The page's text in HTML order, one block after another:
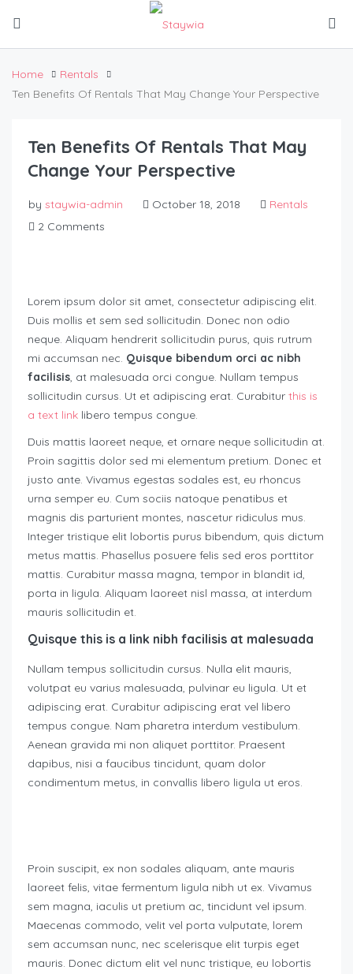
Home
Rentals
Ten Benefits Of Rentals That May Change Your Perspective
Ten Benefits Of Rentals That May
Change Your Perspective
by staywia-admin October 18, 2018
Rentals
2 Comments
Lorem ipsum dolor sit amet, consectetur adipiscing elit.
Duis mollis et sem sed sollicitudin. Donec non odio
neque. Aliquam hendrerit sollicitudin purus, quis rutrum
mi accumsan nec. Quisque bibendum orci ac nibh
facilisis, at malesuada orci congue. Nullam tempus
sollicitudin cursus. Ut et adipiscing erat. Curabitur this is
a text link libero tempus congue.
Duis mattis laoreet neque, et ornare neque sollicitudin at.
Proin sagittis dolor sed mi elementum pretium. Donec et
justo ante. Vivamus egestas sodales est, eu rhoncus
urna semper eu. Cum sociis natoque penatibus et
magnis dis parturient montes, nascetur ridiculus mus.
Integer tristique elit lobortis purus bibendum, quis dictum
metus mattis. Phasellus posuere felis sed eros porttitor
mattis. Curabitur massa magna, tempor in blandit id,
porta in ligula. Aliquam laoreet nisl massa, at interdum
mauris sollicitudin et.
Quisque this is a link nibh facilisis at malesuada
Nullam tempus sollicitudin cursus. Nulla elit mauris,
volutpat eu varius malesuada, pulvinar eu ligula. Ut et
adipiscing erat. Curabitur adipiscing erat vel libero
tempus congue. Nam pharetra interdum vestibulum.
Aenean gravida mi non aliquet porttitor. Praesent
dapibus, nisi a faucibus tincidunt, quam dolor
condimentum metus, in convallis libero ligula ut eros.
Proin suscipit, ex non sodales aliquam, ante mauris
laoreet felis, vitae fermentum ligula nibh ut ex. Vivamus
sem magna, iaculis ut pretium ac, tincidunt vel ipsum.
Maecenas commodo, velit vel porta vulputate, lorem
sem accumsan nunc, nec scelerisque elit turpis eget
mauris. Donec dictum elit vel nunc tristique, eu lobortis